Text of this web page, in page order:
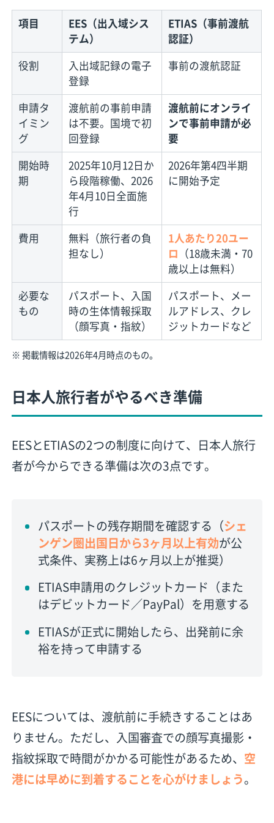
項目
EES（出入域シス
テム）
ETIAS（事前渡航
認証）
役割
入出域記録の電子
登録
事前の渡航認証
申請タ
イミン
グ
渡航前の事前申請
は不要。国境で初
回登録
渡航前にオンライ
ンで事前申請が必
要
開始時
期
2025年10月12日か
ら段階稼働、2026
年4月10日全面施
行
2026年第4四半期
に開始予定
費用
無料（旅行者の負
担なし）
1人あたり20ユー
ロ （18歳未満・70
歳以上は無料）
必要な
もの
パスポート、入国
時の生体情報採取
（顔写真・指紋）
パスポート、メー
ルアドレス、クレ
ジットカードなど
※ 掲載情報は2026年4月時点のもの。
日本人旅行者がやるべき準備
EESとETIASの2つの制度に向けて、日本人旅行
者が今からできる準備は次の3点です。
パスポートの残存期間を確認する（シェ
ンゲン圏出国日から3ヶ月以上有効が公
式条件、実務上は6ヶ月以上が推奨）
ETIAS申請用のクレジットカード（また
はデビットカード／PayPal）を用意する
ETIASが正式に開始したら、出発前に余
裕を持って申請する
EESについては、渡航前に手続きすることはあ
りません。ただし、入国審査での顔写真撮影・
指紋採取で時間がかかる可能性があるため、 空
港には早めに到着することを心がけましょう。